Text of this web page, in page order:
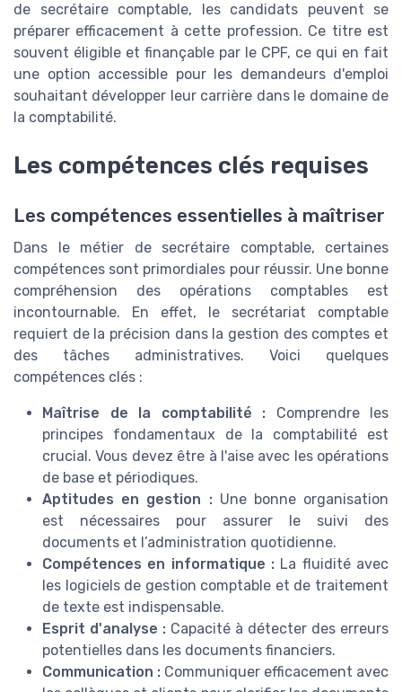
de secrétaire comptable, les candidats peuvent se
préparer efficacement à cette profession. Ce titre est
souvent éligible et finançable par le CPF, ce qui en fait
une option accessible pour les demandeurs d'emploi
souhaitant développer leur carrière dans le domaine de
la comptabilité.
Les compétences clés requises
Les compétences essentielles à maîtriser
Dans le métier de secrétaire comptable, certaines
compétences sont primordiales pour réussir. Une bonne
compréhension des opérations comptables est
incontournable. En effet, le secrétariat comptable
requiert de la précision dans la gestion des comptes et
des tâches administratives. Voici quelques
compétences clés :
Maîtrise de la comptabilité : Comprendre les
principes fondamentaux de la comptabilité est
crucial. Vous devez être à l'aise avec les opérations
de base et périodiques.
Aptitudes en gestion :Une bonne organisation
est nécessaires pour assurer le suivi des
documents et l’administration quotidienne.
Compétences en informatique : La fluidité avec
les logiciels de gestion comptable et de traitement
de texte est indispensable.
Esprit d'analyse : Capacité à détecter des erreurs
potentielles dans les documents financiers.
Communication : Communiquer efficacement avec